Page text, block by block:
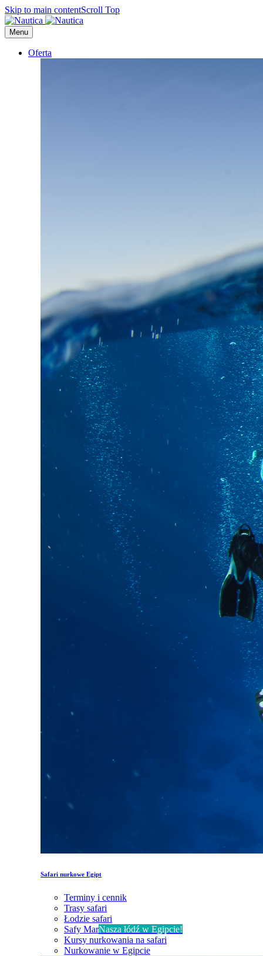
Skip to main contentScroll Top
Menu
Oferta
Safari nurkowe Egipt
Terminy i cennik
Trasy safari
Łodzie safari
Safy MarNasza łódź w Egipcie!
Kursy nurkowania na safari
Nurkowanie w Egipcie